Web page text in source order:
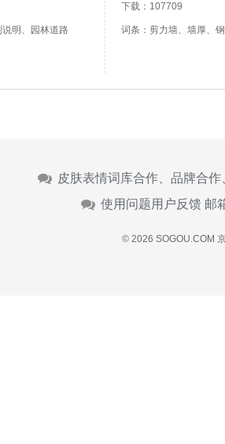
明、园林道路
下载：107709
词条：剪力墙、墙厚、
皮肤表情词库合作、品牌合
使用问题用户反馈 邮
© 2026 SOGOU.COM